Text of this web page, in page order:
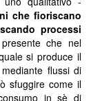
che fioriscano
processi
che nel
si produce il
flussi di
sfuggire come il
in sè di